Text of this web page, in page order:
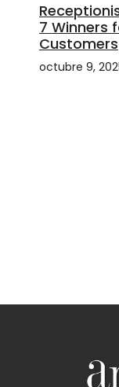
7 Winners
Customers
octubre 9,